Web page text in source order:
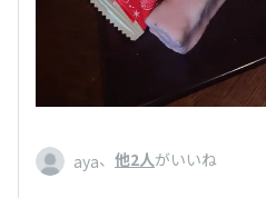
aya、 他2人がいいね